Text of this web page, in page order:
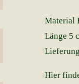
Material
Länge 5
Hier